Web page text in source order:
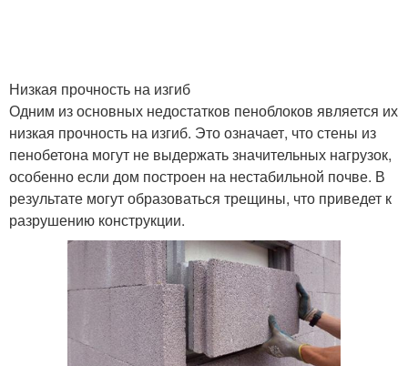
Низкая прочность на изгиб
Одним из основных недостатков пеноблоков является их
низкая прочность на изгиб. Это означает, что стены из
пенобетона могут не выдержать значительных нагрузок,
особенно если дом построен на нестабильной почве. В
результате могут образоваться трещины, что приведет к
разрушению конструкции.